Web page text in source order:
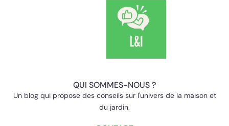
QUI SOMMES-NOUS ?
Un blog qui propose des conseils sur l'univers de la maison et
du jardin.